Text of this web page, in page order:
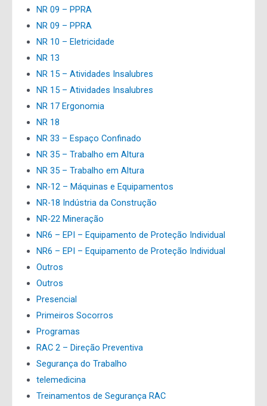
NR 09 – PPRA
NR 09 – PPRA
NR 10 – Eletricidade
NR 13
NR 15 – Atividades Insalubres
NR 15 – Atividades Insalubres
NR 17 Ergonomia
NR 18
NR 33 – Espaço Confinado
NR 35 – Trabalho em Altura
NR 35 – Trabalho em Altura
NR-12 – Máquinas e Equipamentos
NR-18 Indústria da Construção
NR-22 Mineração
NR6 – EPI – Equipamento de Proteção Individual
NR6 – EPI – Equipamento de Proteção Individual
Outros
Outros
Presencial
Primeiros Socorros
Programas
RAC 2 – Direção Preventiva
Segurança do Trabalho
telemedicina
Treinamentos de Segurança RAC